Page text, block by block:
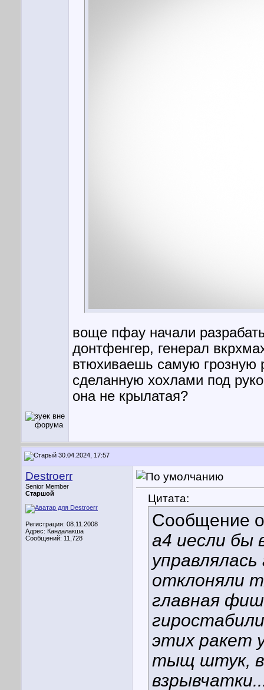
воще пфау начали
донтфенгер, генерал
втюхиваешь самую грозную
сделанную хохлами под
она не крылатая?
30.04.2024, 17:57
Destroerr
Senior Member
Старшой
Регистрация: 08.11.2008
Адрес: Кандалакша
Сообщений: 11,728
Цитата:
Сообщение
а4 иесли бы
отклоняли
главная
этих ракет
тыщ штук, в